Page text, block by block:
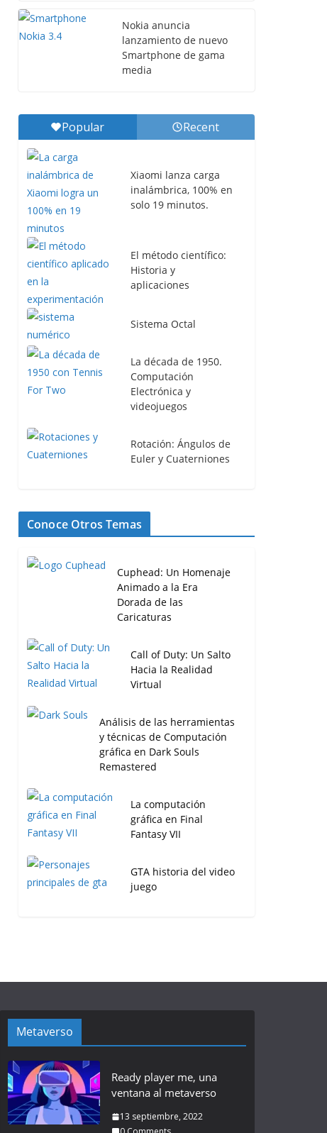
Nokia anuncia
lanzamiento de nuevo
Smartphone de gama
media
Popular Recent
Xiaomi lanza carga
inalámbrica, 100% en
solo 19 minutos.
El método científico:
Historia y
aplicaciones
Sistema Octal
La década de 1950.
Computación
Electrónica y
videojuegos
Rotación: Ángulos de
Euler y Cuaterniones
Conoce Otros Temas
Cuphead: Un Homenaje
Animado a la Era
Dorada de las
Caricaturas
Call of Duty: Un Salto
Hacia la Realidad
Virtual
Análisis de las herramientas
y técnicas de Computación
gráfica en Dark Souls
Remastered
La computación
gráfica en Final
Fantasy VII
GTA historia del video
juego
Metaverso
Ready player me, una
ventana al metaverso
13 septiembre, 2022